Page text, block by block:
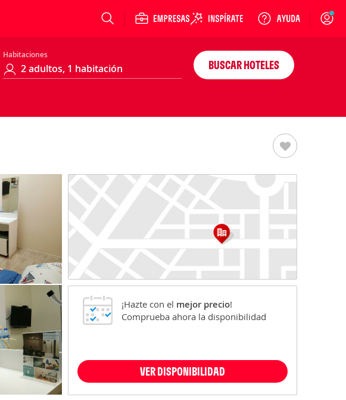
Login
Habitaciones
BUSCAR HOTELES
¡Hazte con el mejor precio!
Comprueba ahora la disponibilidad
VER DISPONIBILIDAD